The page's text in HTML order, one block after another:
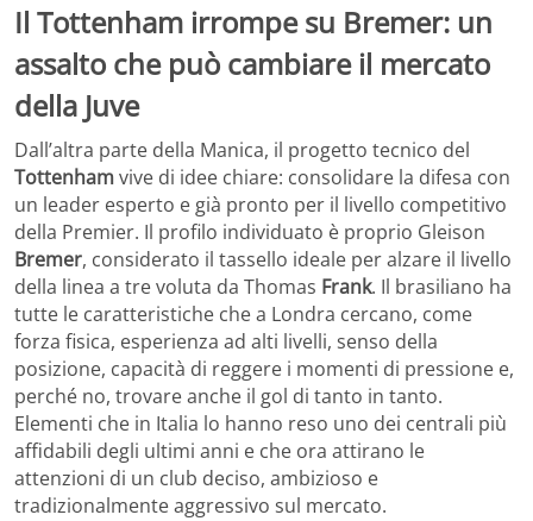
Il Tottenham irrompe su Bremer: un
assalto che può cambiare il mercato
della Juve
Dall’altra parte della Manica, il progetto tecnico del
Tottenhamvive di idee chiare: consolidare la difesa con
un leader esperto e già pronto per il livello competitivo
della Premier. Il profilo individuato è proprio Gleison
Bremer, considerato il tassello ideale per alzare il livello
della linea a tre voluta da Thomas Frank. Il brasiliano ha
tutte le caratteristiche che a Londra cercano, come
forza fisica, esperienza ad alti livelli, senso della
posizione, capacità di reggere i momenti di pressione e,
perché no, trovare anche il gol di tanto in tanto.
Elementi che in Italia lo hanno reso uno dei centrali più
affidabili degli ultimi anni e che ora attirano le
attenzioni di un club deciso, ambizioso e
tradizionalmente aggressivo sul mercato.